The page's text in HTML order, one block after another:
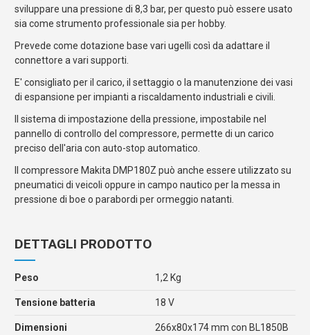
sviluppare una pressione di 8,3 bar, per questo può essere usato
sia come strumento professionale sia per hobby.
Prevede come dotazione base vari ugelli così da adattare il
connettore a vari supporti.
E' consigliato per il carico, il settaggio o la manutenzione dei vasi
di espansione per impianti a riscaldamento industriali e civili.
Il sistema di impostazione della pressione, impostabile nel
pannello di controllo del compressore, permette di un carico
preciso dell'aria con auto-stop automatico.
Il compressore Makita DMP180Z può anche essere utilizzato su
pneumatici di veicoli oppure in campo nautico per la messa in
pressione di boe o parabordi per ormeggio natanti.
DETTAGLI PRODOTTO
Peso 1,2 Kg
Tensione batteria 18 V
Dimensioni 266x80x174 mm con BL1850B